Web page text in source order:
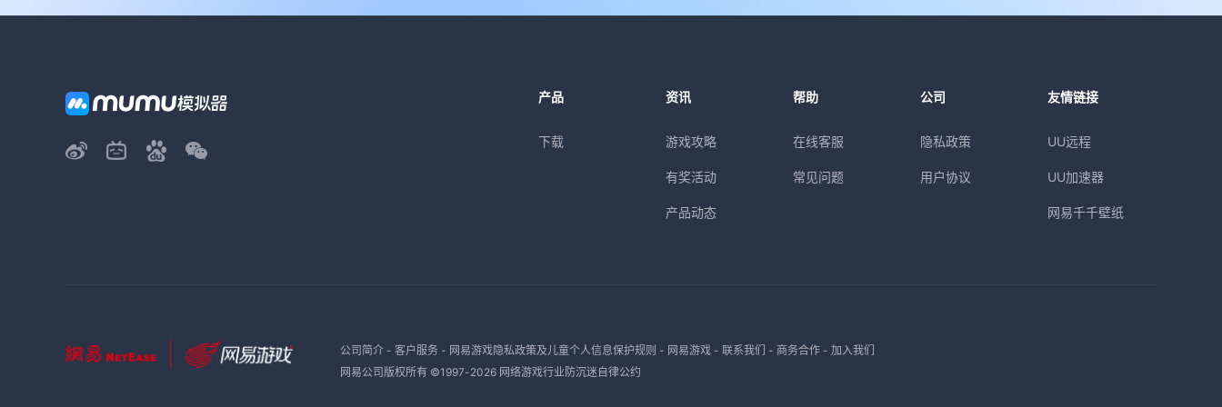
产品
下载
资讯
游戏攻略
有奖活动
产品动态
帮助
在线客服
常见问题
公司
隐私政策
用户协议
友情链接
UU远程
UU加速器
网易千千壁纸
公司简介- 客户服务- 网易游戏隐私政策及儿童个人信息保护规则 - 网易游戏- 联系我们 - 商务合作- 加入我们
网易公司版权所有 ©1997-2026 网络游戏行业防沉迷自律公约